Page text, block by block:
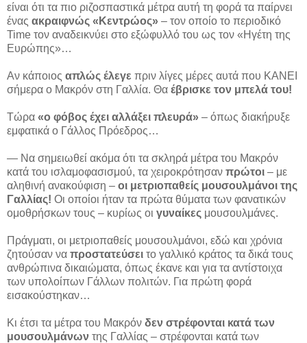
είναι ότι τα πιο ριζοσπαστικά μέτρα αυτή τη φορά τα παίρνει
ένας ακραιφνώς «Κεντρώος» – τον οποίο το περιοδικό
Time τον αναδεικνύει στο εξώφυλλό του ως τον «Ηγέτη της
Ευρώπης»…
Αν κάποιος απλώς έλεγε πριν λίγες μέρες αυτά που ΚΑΝΕΙ
σήμερα ο Μακρόν στη Γαλλία. Θα έβρισκε τον μπελά του!
Τώρα «ο φόβος έχει αλλάξει πλευρά» – όπως διακήρυξε
εμφατικά ο Γάλλος Πρόεδρος…
— Να σημειωθεί ακόμα ότι τα σκληρά μέτρα του Μακρόν
κατά του ισλαμοφασισμού, τα χειροκρότησαν πρώτοι – με
αληθινή ανακούφιση – οι μετριοπαθείς μουσουλμάνοι της
Γαλλίας! Οι οποίοι ήταν τα πρώτα θύματα των φανατικών
ομοθρήσκων τους – κυρίως οι γυναίκες μουσουλμάνες.
Πράγματι, οι μετριοπαθείς μουσουλμάνοι, εδώ και χρόνια
ζητούσαν να προστατεύσει το γαλλικό κράτος τα δικά τους
ανθρώπινα δικαιώματα, όπως έκανε και για τα αντίστοιχα
των υπολοίπων Γάλλων πολιτών. Για πρώτη φορά
εισακούστηκαν…
Κι έτσι τα μέτρα του Μακρόν δεν στρέφονται κατά των
μουσουλμάνων της Γαλλίας – στρέφονται κατά των